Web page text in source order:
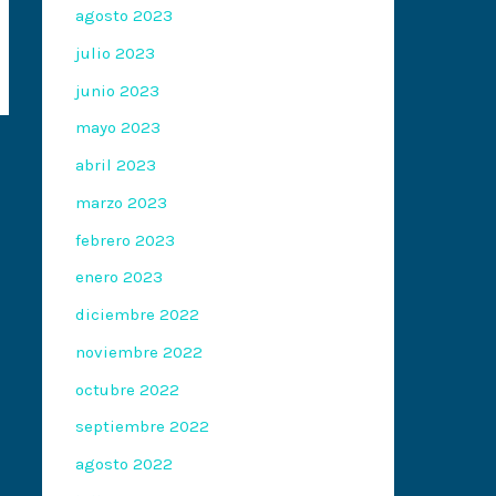
agosto 2023
julio 2023
junio 2023
mayo 2023
abril 2023
marzo 2023
febrero 2023
enero 2023
diciembre 2022
noviembre 2022
octubre 2022
septiembre 2022
agosto 2022